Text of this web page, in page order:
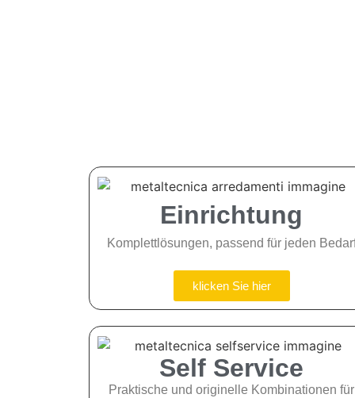
Einrichtung
Komplettlösungen, passend für jeden
klicken Sie hier
Self Service
Praktische und originelle Kombinationen für